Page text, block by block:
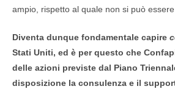
ampio, rispetto al quale non si può
Diventa dunque fondamentale capire
Stati Uniti, ed è per questo che
delle azioni previste dal Piano
disposizione la consulenza e il